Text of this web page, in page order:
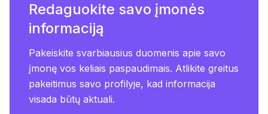
Redaguokite savo įmonės
informaciją
Pakeiskite svarbiausius duomenis apie savo
įmonę vos keliais paspaudimais. Atlikite greitus
pakeitimus savo profilyje, kad informacija
visada būtų aktuali.